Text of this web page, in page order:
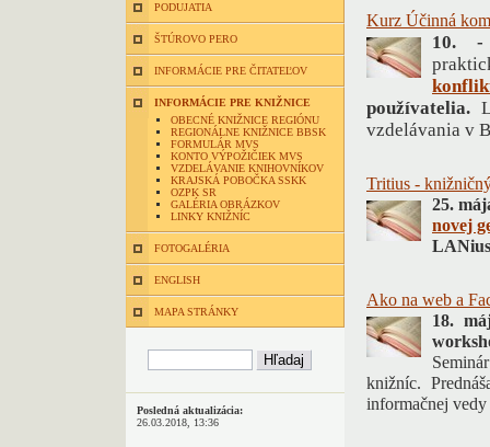
PODUJATIA
ŠTÚROVO PERO
INFORMÁCIE PRE ČITATEĽOV
INFORMÁCIE PRE KNIŽNICE
OBECNÉ KNIŽNICE REGIÓNU
REGIONÁLNE KNIŽNICE BBSK
FORMULÁR MVS
KONTO VÝPOŽIČIEK MVS
VZDELÁVANIE KNIHOVNÍKOV
KRAJSKÁ POBOČKA SSKK
OZPK SR
GALÉRIA OBRÁZKOV
LINKY KNIŽNÍC
FOTOGALÉRIA
ENGLISH
MAPA STRÁNKY
Posledná aktualizácia:
26.03.2018, 13:36
Kurz Účinná
10. -
používatelia.
vzdelávania v
Tritius -
25.
novej
Ako na web a
18.
knižníc.
informačnej